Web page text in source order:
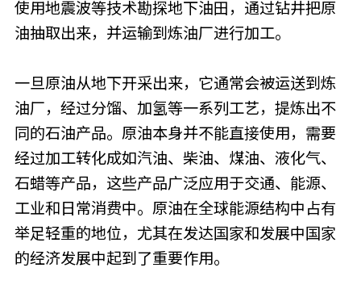
使用地震波等技术勘探地下油田，通过钻井把原
油抽取出来，并运输到炼油厂进行加工。
一旦原油从地下开采出来，它通常会被运送到炼
油厂，经过分馏、加氢等一系列工艺，提炼出不
同的石油产品。原油本身并不能直接使用，需要
经过加工转化成如汽油、柴油、煤油、液化气、
石蜡等产品，这些产品广泛应用于交通、能源、
工业和日常消费中。原油在全球能源结构中占有
举足轻重的地位，尤其在发达国家和发展中国家
的经济发展中起到了重要作用。